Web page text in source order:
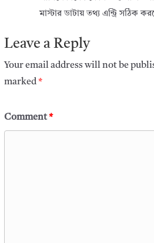
মাস্টার ডাটায় তথ্য এন্ট্রি সঠিক
Leave a Reply
Your email address will not be
marked*
Comment*